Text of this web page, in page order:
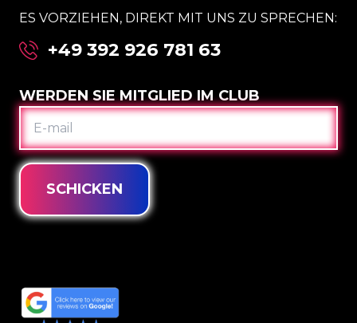
ES VORZIEHEN, DIREKT MIT UNS ZU SPRECHEN:
+49 392 926 781 63
WERDEN SIE MITGLIED IM CLUB
E-
MAIL
SCHICKEN